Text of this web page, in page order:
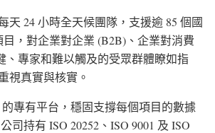
天 24 小時全天候團隊，支援逾 85 個國
目，對企業對企業 (B2B)、企業對消費
、專家和難以觸及的受眾群體瞭如指
視真實與核實。
的專有平台，穩固支撐每個項目的數據
司持有 ISO 20252、ISO 9001 及 ISO